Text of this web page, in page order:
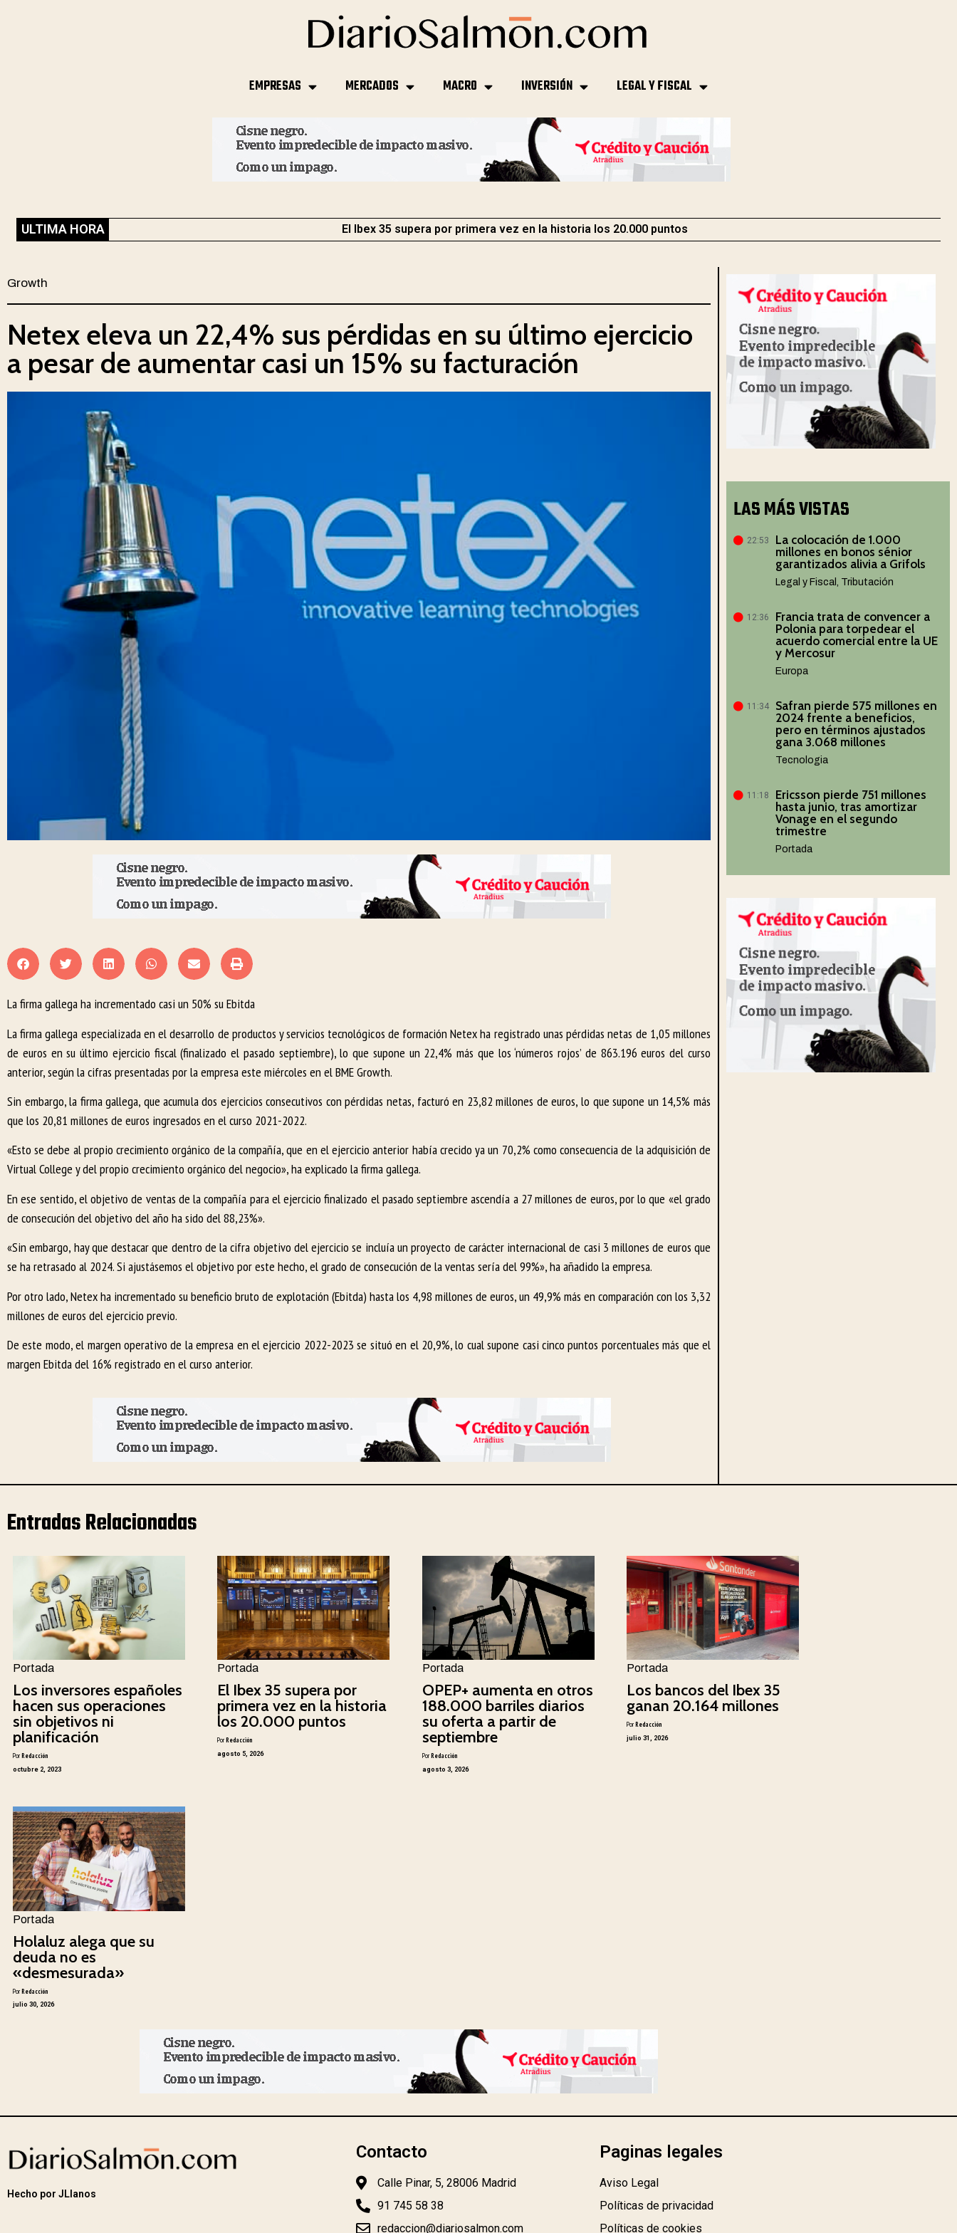
EMPRESAS MERCADOS MACRO INVERSIÓN LEGAL Y FISCAL
ULTIMA HORA El Ibex 35 supera por primera vez en la historia los 20.000 puntos
Growth
Netex eleva un 22,4% sus pérdidas en su último ejercicio
a pesar de aumentar casi un 15% su facturación
La firma gallega ha incrementado casi un 50% su Ebitda
La firma gallega especializada en el desarrollo de productos y servicios tecnológicos de formación Netex ha registrado unas pérdidas netas de 1,05 millones
de euros en su último ejercicio fiscal (finalizado el pasado septiembre), lo que supone un 22,4% más que los ‘números rojos’ de 863.196 euros del curso
anterior, según la cifras presentadas por la empresa este miércoles en el BME Growth.
Sin embargo, la firma gallega, que acumula dos ejercicios consecutivos con pérdidas netas, facturó en 23,82 millones de euros, lo que supone un 14,5% más
que los 20,81 millones de euros ingresados en el curso 2021-2022.
«Esto se debe al propio crecimiento orgánico de la compañía, que en el ejercicio anterior había crecido ya un 70,2% como consecuencia de la adquisición de
Virtual College y del propio crecimiento orgánico del negocio», ha explicado la firma gallega.
En ese sentido, el objetivo de ventas de la compañía para el ejercicio finalizado el pasado septiembre ascendía a 27 millones de euros, por lo que «el grado
de consecución del objetivo del año ha sido del 88,23%».
«Sin embargo, hay que destacar que dentro de la cifra objetivo del ejercicio se incluía un proyecto de carácter internacional de casi 3 millones de euros que
se ha retrasado al 2024. Si ajustásemos el objetivo por este hecho, el grado de consecución de la ventas sería del 99%», ha añadido la empresa.
Por otro lado, Netex ha incrementado su beneficio bruto de explotación (Ebitda) hasta los 4,98 millones de euros, un 49,9% más en comparación con los 3,32
millones de euros del ejercicio previo.
De este modo, el margen operativo de la empresa en el ejercicio 2022-2023 se situó en el 20,9%, lo cual supone casi cinco puntos porcentuales más que el
margen Ebitda del 16% registrado en el curso anterior.
LAS MÁS VISTAS
22:53
La colocación de 1.000
millones en bonos sénior
garantizados alivia a Grifols
Legal y Fiscal, Tributación
12:36
Francia trata de convencer a
Polonia para torpedear el
acuerdo comercial entre la UE
y Mercosur
Europa
11:34
Safran pierde 575 millones en
2024 frente a beneficios,
pero en términos ajustados
gana 3.068 millones
Tecnologia
11:18
Ericsson pierde 751 millones
hasta junio, tras amortizar
Vonage en el segundo
trimestre
Portada
Entradas Relacionadas
Portada
Los inversores españoles
hacen sus operaciones
sin objetivos ni
planificación
Por Redacción
octubre 2, 2023
Portada
El Ibex 35 supera por
primera vez en la historia
los 20.000 puntos
Por Redacción
agosto 5, 2026
Portada
OPEP+ aumenta en otros
188.000 barriles diarios
su oferta a partir de
septiembre
Por Redacción
agosto 3, 2026
Portada
Los bancos del Ibex 35
ganan 20.164 millones
Por Redacción
julio 31, 2026
Portada
Holaluz alega que su
deuda no es
«desmesurada»
PorRedacción
julio 30, 2026
Hecho por JLlanos
Contacto
Calle Pinar, 5, 28006 Madrid
91 745 58 38
redaccion@diariosalmon.com
Paginas legales
Aviso Legal
Políticas de privacidad
Políticas de cookies